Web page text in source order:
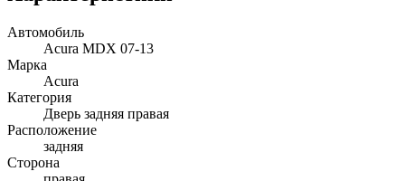
Автомобиль
Acura MDX 07-13
Марка
Acura
Категория
Дверь задняя правая
Расположение
задняя
Сторона